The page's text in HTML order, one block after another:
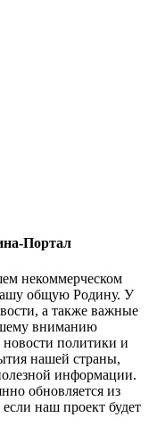
Портал
некоммерческом
общую Родину. У
а также важные
вниманию
новости политики и
нашей страны,
информации.
обновляется из
наш проект будет